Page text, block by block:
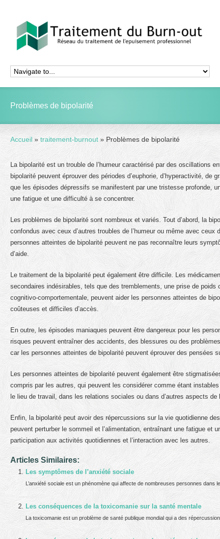
Problèmes de bipolarité
Accueil » traitement-burnout » Problèmes de bipolarité
La bipolarité est un trouble de l’humeur caractérisé par des oscillations
bipolarité peuvent éprouver des périodes d’euphorie, d’hyperactivité, de
que les épisodes dépressifs se manifestent par une tristesse profonde,
une fatigue et une difficulté à se concentrer.
Les problèmes de bipolarité sont nombreux et variés. Tout d’abord, la
confondus avec ceux d’autres troubles de l’humeur ou même avec
personnes atteintes de bipolarité peuvent ne pas reconnaître leurs
d’aide.
Le traitement de la bipolarité peut également être difficile. Les
secondaires indésirables, tels que des tremblements, une prise de
cognitivo-comportementale, peuvent aider les personnes atteintes de
coûteuses et difficiles d’accès.
En outre, les épisodes maniaques peuvent être dangereux pour les
risques peuvent entraîner des accidents, des blessures ou des
car les personnes atteintes de bipolarité peuvent éprouver des pensées
Les personnes atteintes de bipolarité peuvent également être
compris par les autres, qui peuvent les considérer comme étant
le lieu de travail, dans les relations sociales ou dans d’autres aspects de
Enfin, la bipolarité peut avoir des répercussions sur la vie quotidienne
peuvent perturber le sommeil et l’alimentation, entraînant une fatigue
participation aux activités quotidiennes et l’interaction avec les autres.
Articles Similaires:
Les symptômes de l’anxiété sociale
L’anxiété sociale est un phénomène qui affecte de nombreuses personnes dans
Les conséquences de la toxicomanie sur la santé mentale
La toxicomanie est un problème de santé publique mondial qui a des